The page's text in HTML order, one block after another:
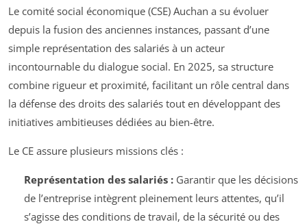
Le comité social économique (CSE) Auchan a su évoluer
depuis la fusion des anciennes instances, passant d’une
simple représentation des salariés à un acteur
incontournable du dialogue social. En 2025, sa structure
combine rigueur et proximité, facilitant un rôle central dans
la défense des droits des salariés tout en développant des
initiatives ambitieuses dédiées au bien-être.
Le CE assure plusieurs missions clés :
Représentation des salariés :Garantir que les décisions
de l’entreprise intègrent pleinement leurs attentes, qu’il
s’agisse des conditions de travail, de la sécurité ou des